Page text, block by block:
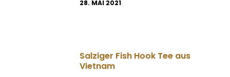
28. MAI 2021
Salziger Fish Hook Tee aus
Vietnam